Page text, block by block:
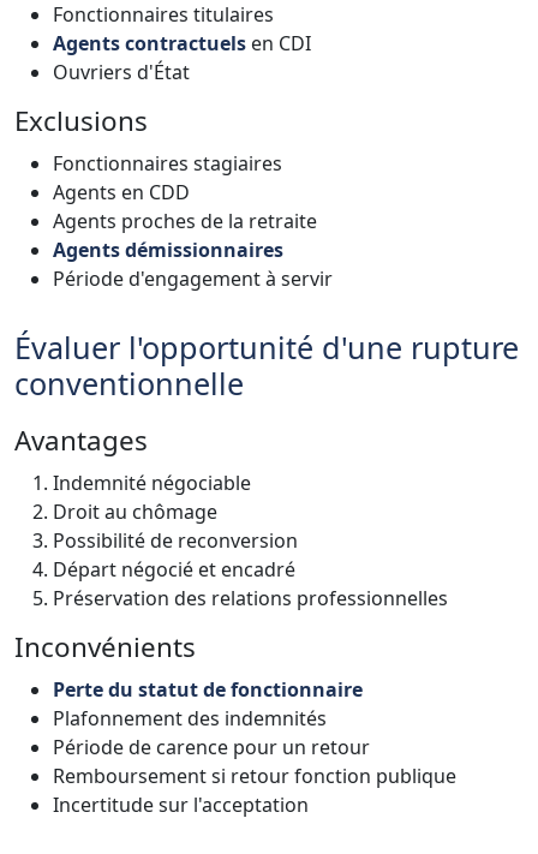
Fonctionnaires titulaires
Agents contractuels en CDI
Ouvriers d'État
Exclusions
Fonctionnaires stagiaires
Agents en CDD
Agents proches de la retraite
Agents démissionnaires
Période d'engagement à servir
Évaluer l'opportunité d'une rupture
conventionnelle
Avantages
Indemnité négociable
Droit au chômage
Possibilité de reconversion
Départ négocié et encadré
Préservation des relations professionnelles
Inconvénients
Perte du statut de fonctionnaire
Plafonnement des indemnités
Période de carence pour un retour
Remboursement si retour fonction publique
Incertitude sur l'acceptation